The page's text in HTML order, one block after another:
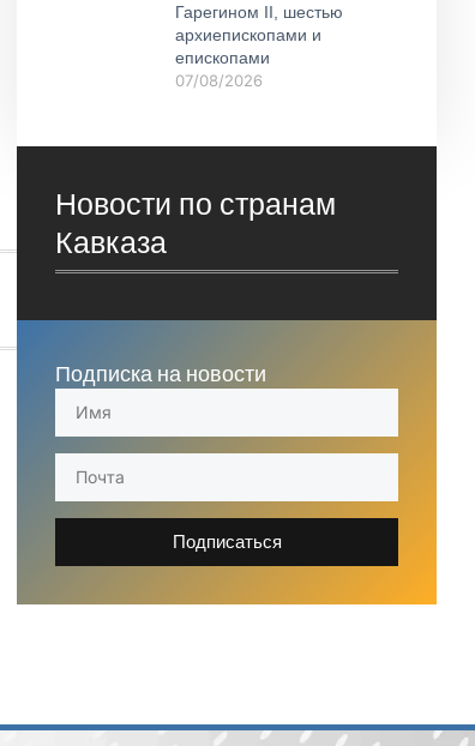
Гарегином II, шестью
архиепископами и
епископами
07/08/2026
Новости по странам
Кавказа
Подписка на новости
Подписаться